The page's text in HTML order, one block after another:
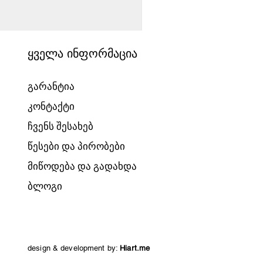
ყველა ინფორმაცია
გარანტია
კონტაქტი
ჩვენს შესახებ
წესები და პირობები
მიწოდება და გადახდა
ბლოგი
design & development by: Hiart.me